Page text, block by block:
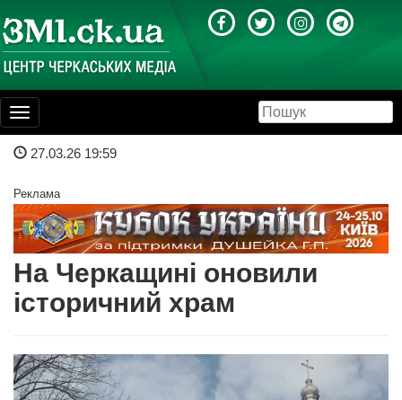
Toggle
navigation
27.03.26 19:59
Реклама
На Черкащині оновили
історичний храм